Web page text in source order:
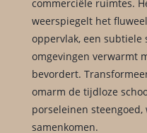
commerciële ruimtes.
weerspiegelt het
oppervlak, een
omgevingen verwarmt
bevordert.
omarm de tijdloze
porseleinen
samenkomen.